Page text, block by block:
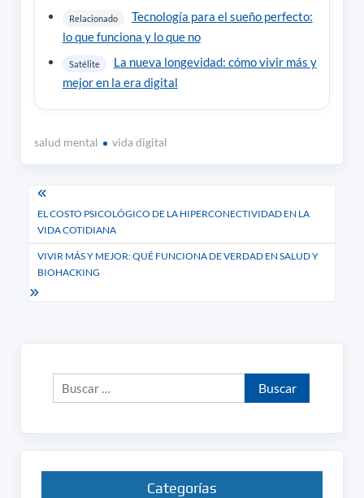
Relacionado
Tecnología para el sueño perfecto:
lo que funciona y lo que no
Satélite
La nueva longevidad: cómo vivir más y
mejor en la era digital
salud mental vida digital
Navegación
de
entradas
EL COSTO PSICOLÓGICO DE LA HIPERCONECTIVIDAD EN LA
VIDA COTIDIANA
VIVIR MÁS Y MEJOR: QUÉ FUNCIONA DE VERDAD EN SALUD Y
BIOHACKING
Buscar:
Categorías